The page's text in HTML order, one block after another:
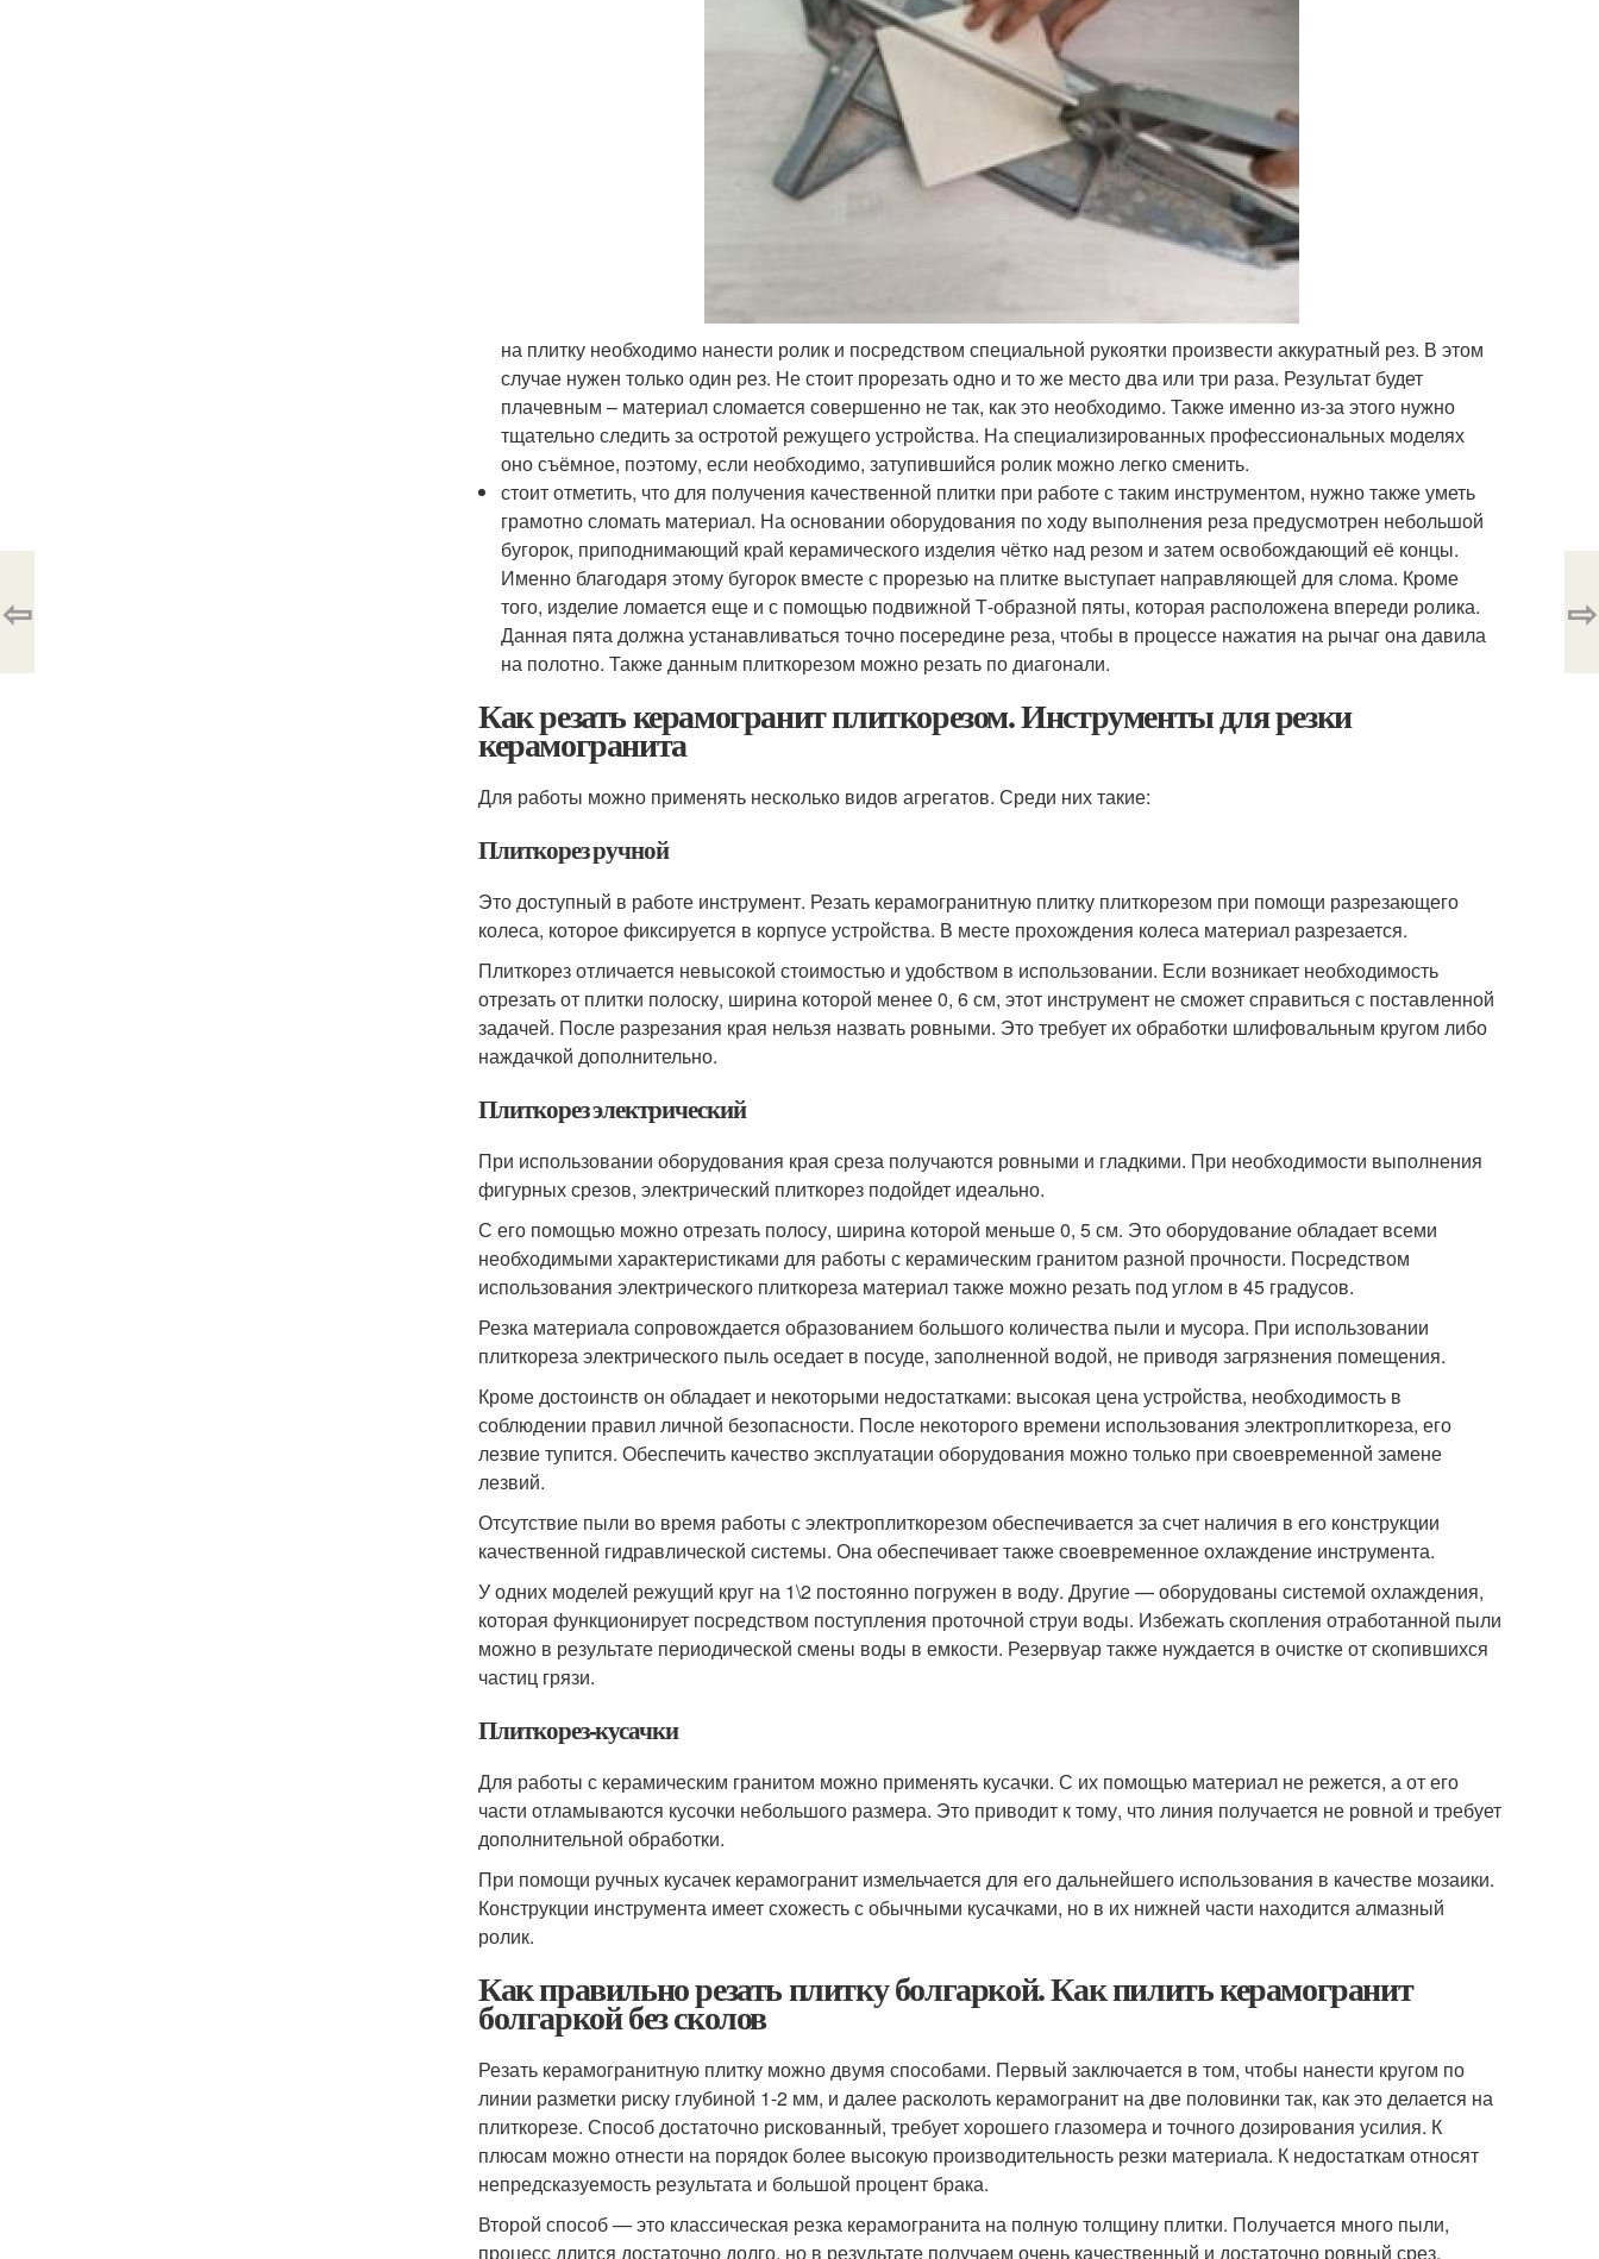
на плитку необходимо нанести ролик и посредством специальной рукоятки произвести аккуратный рез. В этом
случае нужен только один рез. Не стоит прорезать одно и то же место два или три раза. Результат будет
плачевным – материал сломается совершенно не так, как это необходимо. Также именно из-за этого нужно
тщательно следить за остротой режущего устройства. На специализированных профессиональных моделях
оно съёмное, поэтому, если необходимо, затупившийся ролик можно легко сменить.
стоит отметить, что для получения качественной плитки при работе с таким инструментом, нужно также уметь
грамотно сломать материал. На основании оборудования по ходу выполнения реза предусмотрен небольшой
бугорок, приподнимающий край керамического изделия чётко над резом и затем освобождающий её концы.
Именно благодаря этому бугорок вместе с прорезью на плитке выступает направляющей для слома. Кроме
того, изделие ломается еще и с помощью подвижной Т-образной пяты, которая расположена впереди ролика.
Данная пята должна устанавливаться точно посередине реза, чтобы в процессе нажатия на рычаг она давила
на полотно. Также данным плиткорезом можно резать по диагонали.
Как резать керамогранит плиткорезом. Инструменты для резки
керамогранита
Для работы можно применять несколько видов агрегатов. Среди них такие:
Плиткорез ручной
Это доступный в работе инструмент. Резать керамогранитную плитку плиткорезом при помощи разрезающего
колеса, которое фиксируется в корпусе устройства. В месте прохождения колеса материал разрезается.
Плиткорез отличается невысокой стоимостью и удобством в использовании. Если возникает необходимость
отрезать от плитки полоску, ширина которой менее 0, 6 см, этот инструмент не сможет справиться с поставленной
задачей. После разрезания края нельзя назвать ровными. Это требует их обработки шлифовальным кругом либо
наждачкой дополнительно.
Плиткорез электрический
При использовании оборудования края среза получаются ровными и гладкими. При необходимости выполнения
фигурных срезов, электрический плиткорез подойдет идеально.
С его помощью можно отрезать полосу, ширина которой меньше 0, 5 см. Это оборудование обладает всеми
необходимыми характеристиками для работы с керамическим гранитом разной прочности. Посредством
использования электрического плиткореза материал также можно резать под углом в 45 градусов.
Резка материала сопровождается образованием большого количества пыли и мусора. При использовании
плиткореза электрического пыль оседает в посуде, заполненной водой, не приводя загрязнения помещения.
Кроме достоинств он обладает и некоторыми недостатками: высокая цена устройства, необходимость в
соблюдении правил личной безопасности. После некоторого времени использования электроплиткореза, его
лезвие тупится. Обеспечить качество эксплуатации оборудования можно только при своевременной замене
лезвий.
Отсутствие пыли во время работы с электроплиткорезом обеспечивается за счет наличия в его конструкции
качественной гидравлической системы. Она обеспечивает также своевременное охлаждение инструмента.
У одних моделей режущий круг на 1\2 постоянно погружен в воду. Другие — оборудованы системой охлаждения,
которая функционирует посредством поступления проточной струи воды. Избежать скопления отработанной пыли
можно в результате периодической смены воды в емкости. Резервуар также нуждается в очистке от скопившихся
частиц грязи.
Плиткорез-кусачки
Для работы с керамическим гранитом можно применять кусачки. С их помощью материал не режется, а от его
части отламываются кусочки небольшого размера. Это приводит к тому, что линия получается не ровной и требует
дополнительной обработки.
При помощи ручных кусачек керамогранит измельчается для его дальнейшего использования в качестве мозаики.
Конструкции инструмента имеет схожесть с обычными кусачками, но в их нижней части находится алмазный
ролик.
Как правильно резать плитку болгаркой. Как пилить керамогранит
болгаркой без сколов
Резать керамогранитную плитку можно двумя способами. Первый заключается в том, чтобы нанести кругом по
линии разметки риску глубиной 1-2 мм, и далее расколоть керамогранит на две половинки так, как это делается на
плиткорезе. Способ достаточно рискованный, требует хорошего глазомера и точного дозирования усилия. К
плюсам можно отнести на порядок более высокую производительность резки материала. К недостаткам относят
непредсказуемость результата и большой процент брака.
Второй способ — это классическая резка керамогранита на полную толщину плитки. Получается много пыли,
процесс длится достаточно долго, но в результате получаем очень качественный и достаточно ровный срез.
⇦ ⇨